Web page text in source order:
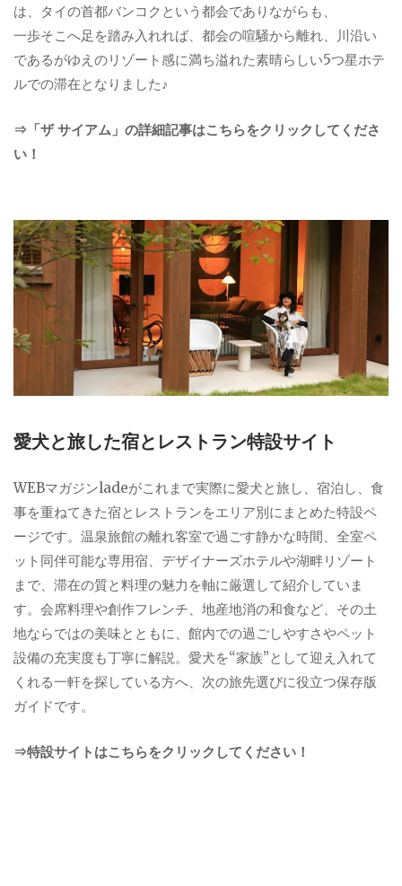
は、タイの首都バンコクという都会でありながらも、
一歩そこへ足を踏み入れれば、都会の喧騒から離れ、川沿い
であるがゆえのリゾート感に満ち溢れた素晴らしい5つ星ホテ
ルでの滞在となりました♪
⇒「ザ サイアム」の詳細記事はこちらをクリックしてくださ
い！
愛犬と旅した宿とレストラン特設サイト
WEBマガジンladeがこれまで実際に愛犬と旅し、宿泊し、食
事を重ねてきた宿とレストランをエリア別にまとめた特設ペ
ージです。温泉旅館の離れ客室で過ごす静かな時間、全室ペ
ット同伴可能な専用宿、デザイナーズホテルや湖畔リゾート
まで、滞在の質と料理の魅力を軸に厳選して紹介していま
す。会席料理や創作フレンチ、地産地消の和食など、その土
地ならではの美味とともに、館内での過ごしやすさやペット
設備の充実度も丁寧に解説。愛犬を“家族”として迎え入れて
くれる一軒を探している方へ、次の旅先選びに役立つ保存版
ガイドです。
⇒特設サイトはこちらをクリックしてください！